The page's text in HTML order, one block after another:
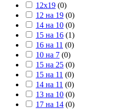
12х19 (0)
12 на 19 (0)
14 на 10 (0)
15 на 16 (1)
16 на 11 (0)
10 на 7 (0)
15 на 25 (0)
15 на 11 (0)
14 на 11 (0)
13 на 10 (0)
17 на 14 (0)